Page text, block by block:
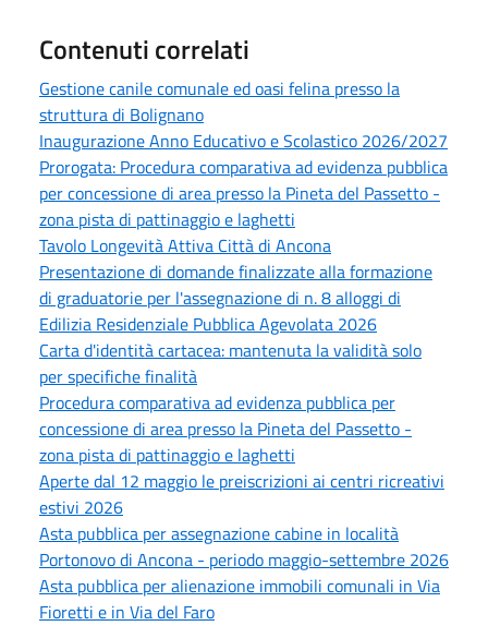
Contenuti correlati
Gestione canile comunale ed oasi felina presso la
struttura di Bolignano
Inaugurazione Anno Educativo e Scolastico 2026/2027
Prorogata: Procedura comparativa ad evidenza pubblica
per concessione di area presso la Pineta del Passetto -
zona pista di pattinaggio e laghetti
Tavolo Longevità Attiva Città di Ancona
Presentazione di domande finalizzate alla formazione
di graduatorie per l'assegnazione di n. 8 alloggi di
Edilizia Residenziale Pubblica Agevolata 2026
Carta d'identità cartacea: mantenuta la validità solo
per specifiche finalità
Procedura comparativa ad evidenza pubblica per
concessione di area presso la Pineta del Passetto -
zona pista di pattinaggio e laghetti
Aperte dal 12 maggio le preiscrizioni ai centri ricreativi
estivi 2026
Asta pubblica per assegnazione cabine in località
Portonovo di Ancona - periodo maggio-settembre 2026
Asta pubblica per alienazione immobili comunali in Via
Fioretti e in Via del Faro